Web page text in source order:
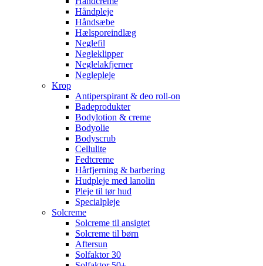
Håndpleje
Håndsæbe
Hælsporeindlæg
Neglefil
Negleklipper
Neglelakfjerner
Neglepleje
Krop
Antiperspirant & deo roll-on
Badeprodukter
Bodylotion & creme
Bodyolie
Bodyscrub
Cellulite
Fedtcreme
Hårfjerning & barbering
Hudpleje med lanolin
Pleje til tør hud
Specialpleje
Solcreme
Solcreme til ansigtet
Solcreme til børn
Aftersun
Solfaktor 30